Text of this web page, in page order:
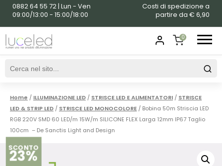
0882 64 55 72 | Lun - Ven
09:00/13:00 - 15:00/18:00
Costi di spedizione a
partire da € 6,90
0
SHOPPING
Home / ILLUMINAZIONE LED / STRISCE LED E ALIMENTATORI / STRISCE
LED & STRIP LED / STRISCE LED MONOCOLORE / Bobina 50m Striscia LED
RGB 220V SMD 60 LED/m 15W/m SILICONE FLEX Larga 12mm IP67 Taglio
100cm – De Sanctis Light and Design
SCONTO
23%